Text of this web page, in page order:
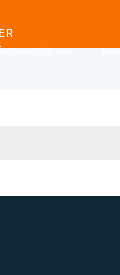
ยวกับศูนย์ประกันฯ เอ